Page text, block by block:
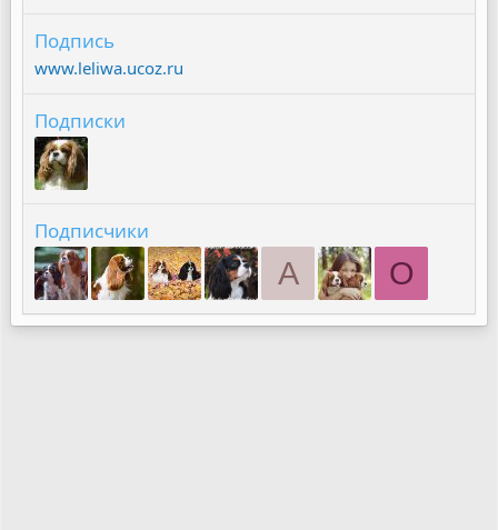
Подпись
www.leliwa.ucoz.ru
Подписки
Подписчики
A O